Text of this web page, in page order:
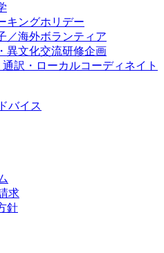
キングホリデー
／海外ボランティア
異文化交流研修企画
訳・ローカルコーディネイト
バイス
求
針